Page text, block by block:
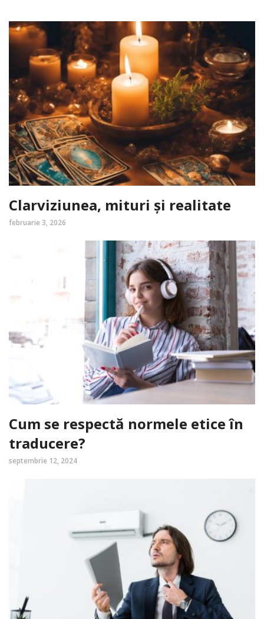
Clarviziunea, mituri și realitate
februarie 3, 2026
Cum se respectă normele etice în
traducere?
septembrie 12, 2024